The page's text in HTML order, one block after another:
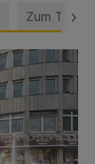
Zum Thema